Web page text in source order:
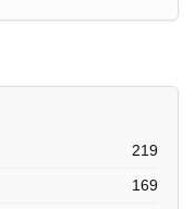
219
169